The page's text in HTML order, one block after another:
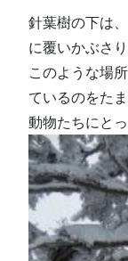
針葉樹の下は
に覆いかぶさ
このような場
ているのをた
動物たちにと